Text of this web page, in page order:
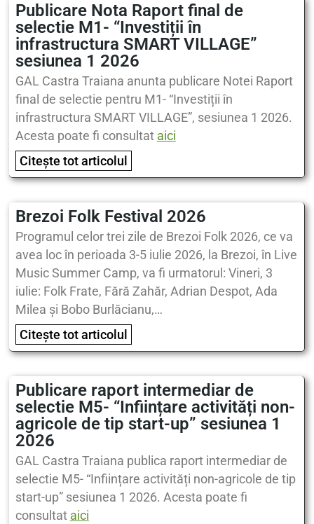
Publicare Nota Raport final de
selectie M1- “Investiții în
infrastructura SMART VILLAGE”
sesiunea 1 2026
GAL Castra Traiana anunta publicare Notei Raport
final de selectie pentru M1- “Investiții în
infrastructura SMART VILLAGE”, sesiunea 1 2026.
Acesta poate fi consultat aici
Citește tot articolul
Brezoi Folk Festival 2026
Programul celor trei zile de Brezoi Folk 2026, ce va
avea loc în perioada 3-5 iulie 2026, la Brezoi, în Live
Music Summer Camp, va fi urmatorul: Vineri, 3
iulie: Folk Frate, Fără Zahăr, Adrian Despot, Ada
Milea și Bobo Burlăcianu,…
Citește tot articolul
Publicare raport intermediar de
selectie M5- “Inființare activități non-
agricole de tip start-up” sesiunea 1
2026
GAL Castra Traiana publica raport intermediar de
selectie M5- “Inființare activități non-agricole de tip
start-up” sesiunea 1 2026. Acesta poate fi
consultat aici